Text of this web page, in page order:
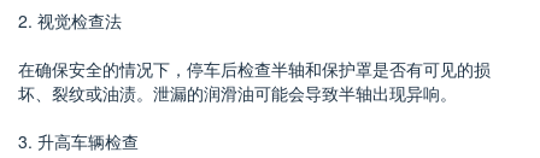
2. 视觉检查法
在确保安全的情况下，停车后检查半轴和保护罩是否有可见的损
坏、裂纹或油渍。泄漏的润滑油可能会导致半轴出现异响。
3. 升高车辆检查